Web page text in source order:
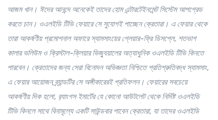
আজম খান। ঈদের আনন্দে অনেকেই তাদের হোম এন্টারটেইনমেন্ট সিস্টেম আপগ্রেড
করতে চান। ওএলইডি টিভি ফেয়ারে সে সুযোগই পাচ্ছেন ক্রেতারা। এ ফেয়ার থেকে
তারা আকর্ষণীয় প্রমোশনাল অফারে স্যামসাংয়ের গ্লেয়ার-ফ্রি ডিসপ্লে, শতভাগ
কালার ভলিউম ও ক্রিস্টাল-ক্লিয়ার ভিজ্যুয়ালের অত্যাধুনিক ওএলইডি টিভি কিনতে
পারবেন। ক্রেতাদের জন্য সেরা বিনোদন অভিজ্ঞতা নিশ্চিতে প্রতিশ্রুতিবদ্ধ স্যামসাং,
এ ফেয়ার আয়োজন ব্র্যান্ডটির সে অঙ্গীকারেরই প্রতিফলন। ফেয়ারের সবচেয়ে
আকর্ষণীয় দিক হলো, র‌্যাংগস ইমার্টের যে কোনো আউটলেট থেকে নির্দিষ্ট ওএলইডি
টিভি কিনলে সাথে বিনামূল্যে একটি সাউন্ডবার পাবেন ক্রেতারা, যা তাদের ওএলইডি